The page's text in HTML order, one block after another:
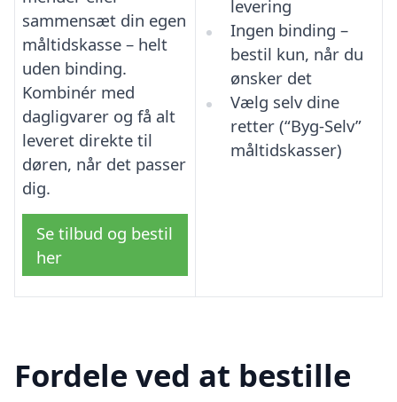
sammensæt din egen
måltidskasse – helt
uden binding.
Kombinér med
dagligvarer og få alt
leveret direkte til
døren, når det passer
dig.
Se tilbud og bestil
her
levering
Ingen binding –
bestil kun, når du
ønsker det
Vælg selv dine
retter (“Byg-Selv”
måltidskasser)
Fordele ved at bestille